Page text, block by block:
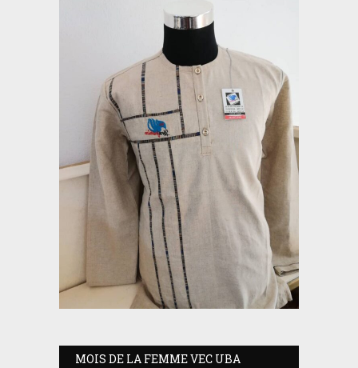
MOIS DE LA FEMME VEC UBA